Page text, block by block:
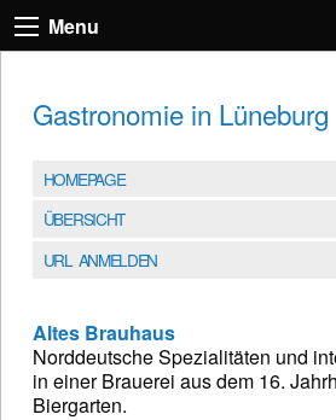
Menu
Gastronomie in Lüneburg
HOMEPAGE
ÜBERSICHT
URL ANMELDEN
Altes Brauhaus
Norddeutsche Spezialitäten und
in einer Brauerei aus dem 16.
Biergarten.